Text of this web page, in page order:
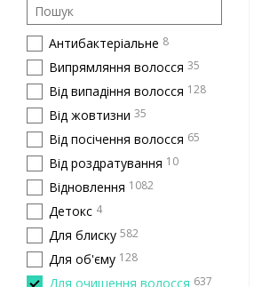
Антибактеріальне 8
Випрямляння волосся 35
Від випадіння волосся 128
Від жовтизни 35
Від посічення волосся 65
Від роздратування 10
Відновлення 1082
Детокс 4
Для блиску 582
Для об'єму 128
Для очищення волосся 637